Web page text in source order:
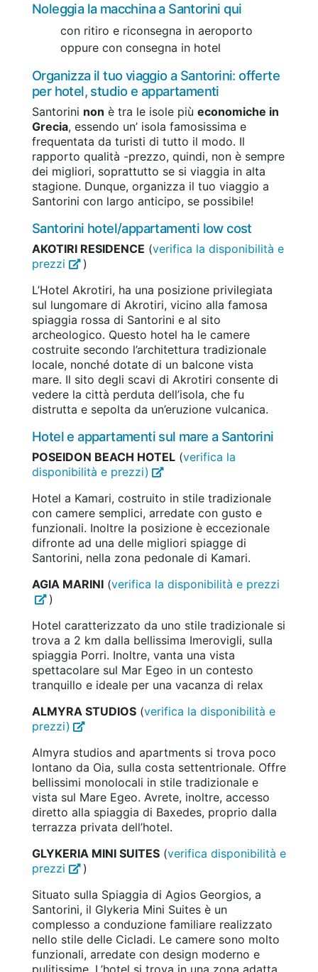
Noleggia la macchina a Santorini qui
con ritiro e riconsegna in aeroporto
oppure con consegna in hotel
Organizza il tuo viaggio a Santorini: offerte
per hotel, studio e appartamenti
Santorini non è tra le isole più economiche in
Grecia, essendo un’ isola famosissima e
frequentata da turisti di tutto il modo. Il
rapporto qualità -prezzo, quindi, non è sempre
dei migliori, soprattutto se si viaggia in alta
stagione. Dunque, organizza il tuo viaggio a
Santorini con largo anticipo, se possibile!
Santorini hotel/appartamenti low cost
AKOTIRI RESIDENCE (verifica la disponibilità e
prezzi
)
L’Hotel Akrotiri, ha una posizione privilegiata
sul lungomare di Akrotiri, vicino alla famosa
spiaggia rossa di Santorini e al sito
archeologico. Questo hotel ha le camere
costruite secondo l’architettura tradizionale
locale, nonché dotate di un balcone vista
mare. Il sito degli scavi di Akrotiri consente di
vedere la città perduta dell’isola, che fu
distrutta e sepolta da un’eruzione vulcanica.
Hotel e appartamenti sul mare a Santorini
POSEIDON BEACH HOTEL (verifica la
disponibilità e prezzi)
Hotel a Kamari, costruito in stile tradizionale
con camere semplici, arredate con gusto e
funzionali. Inoltre la posizione è eccezionale
difronte ad una delle migliori spiagge di
Santorini, nella zona pedonale di Kamari.
AGIA MARINI (verifica la disponibilità e prezzi
)
Hotel caratterizzato da uno stile tradizionale si
trova a 2 km dalla bellissima Imerovigli, sulla
spiaggia Porri. Inoltre, vanta una vista
spettacolare sul Mar Egeo in un contesto
tranquillo e ideale per una vacanza di relax
ALMYRA STUDIOS (verifica la disponibilità e
prezzi)
Almyra studios and apartments si trova poco
lontano da Oia, sulla costa settentrionale. Offre
bellissimi monolocali in stile tradizionale e
vista sul Mare Egeo. Avrete, inoltre, accesso
diretto alla spiaggia di Baxedes, proprio dalla
terrazza privata dell’hotel.
GLYKERIA MINI SUITES (verifica disponibilità e
prezzi
)
Situato sulla Spiaggia di Agios Georgios, a
Santorini, il Glykeria Mini Suites è un
complesso a conduzione familiare realizzato
nello stile delle Cicladi. Le camere sono molto
funzionali, arredate con design moderno e